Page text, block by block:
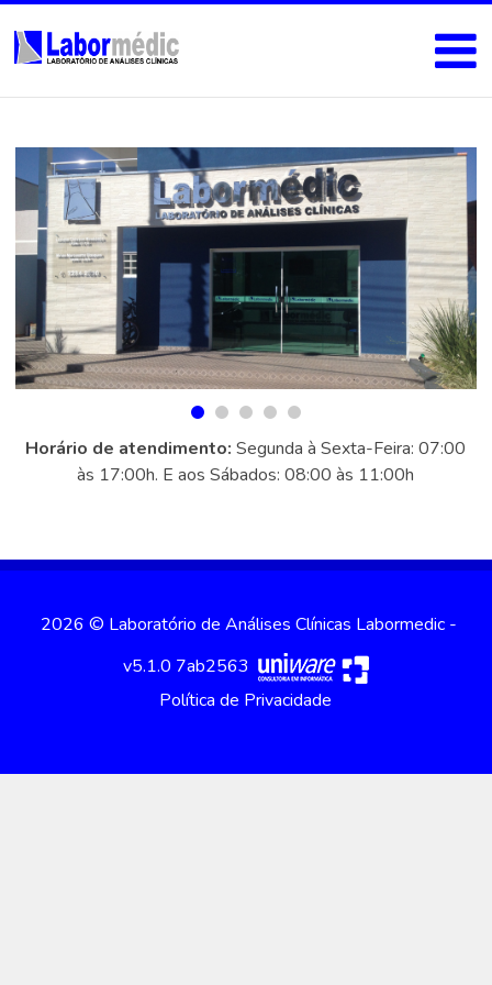
Horário de atendimento:Segunda à Sexta-Feira: 07:00
às 17:00h. E aos Sábados: 08:00 às 11:00h
2026 © Laboratório de Análises Clínicas Labormedic -
v5.1.0 7ab2563
Política de Privacidade